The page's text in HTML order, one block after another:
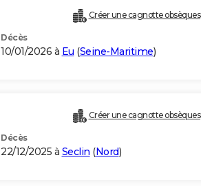
Créer une cagnotte obsèques
Décès
10/01/2026 à Eu (Seine-Maritime)
Créer une cagnotte obsèques
Décès
22/12/2025 à Seclin (Nord)